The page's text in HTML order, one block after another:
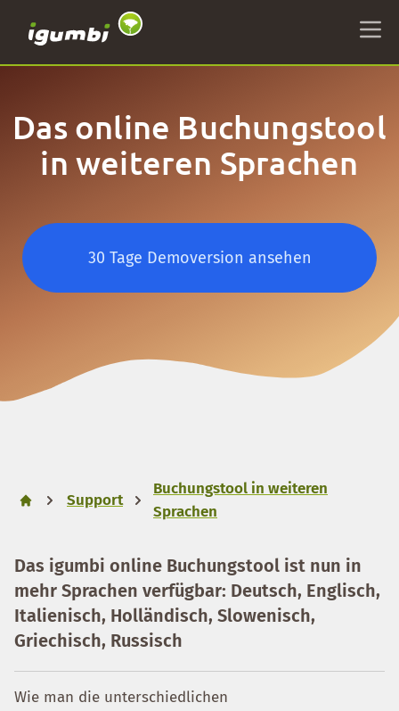
Das online Buchungstool
in weiteren Sprachen
30 Tage Demoversion ansehen
Support
Buchungstool in weiteren
Sprachen
Das igumbi online Buchungstool ist nun in
mehr Sprachen verfügbar: Deutsch, Englisch,
Italienisch, Holländisch, Slowenisch,
Griechisch, Russisch
Wie man die unterschiedlichen